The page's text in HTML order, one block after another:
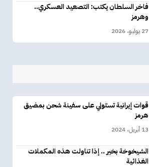
فاخر السلطان يكتب: التصعيد العسكري..
وهرمز
27 يوليو، 2026
قوات إيرانية تستولي على سفينة شحن بمضيق
هرمز
13 أبريل، 2024
الشيخوخة بخير .. إذا تناولت هذه المكملات
الغذائية